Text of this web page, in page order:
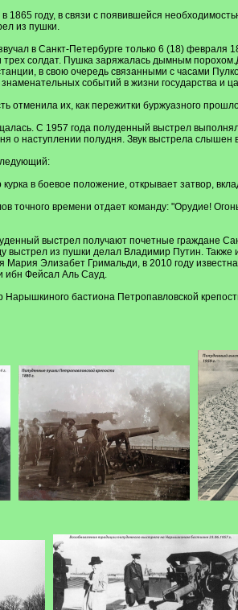
году, в связи с появившейся
из пушки.
в Санкт-Петербурге только 6 (18) февраля
солдат. Пушка заряжалась дымным
в свою очередь связанными с часами
событий в жизни государства и
отменила их, как пережитки буржуазного
С 1957 года полуденный выстрел
наступлении полудня. Звук выстрела слышен
в боевое положение, открывает затвор,
точного времени отдает команду: "Орудие!
выстрел получают почетные граждане
из пушки делал Владимир Путин. Также
Элизабет Гримальди, в 2010 году
ибн Фейсал Аль Сауд.
бастиона Петропавловской